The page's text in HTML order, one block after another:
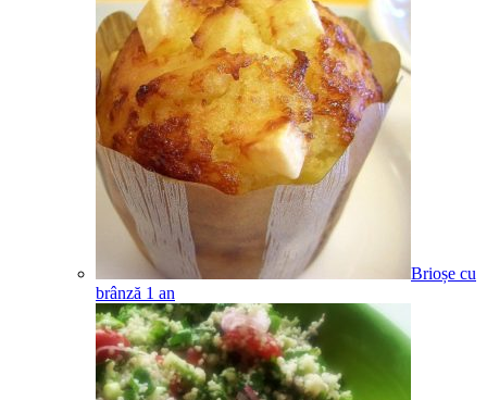
Brioșe cu
brânză 1 an